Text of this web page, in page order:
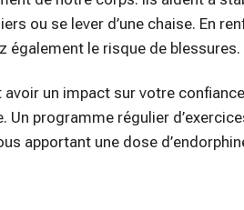
ou se lever d’une chaise. En
également le risque de blessures.
un impact sur votre
programme régulier
apportant une dose